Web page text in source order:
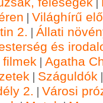
| Világhírű
2. | Állati
és
filmek | Agatha
| Száguldók
2. | Városi